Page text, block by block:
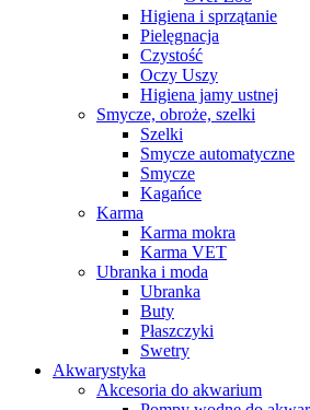
Higiena i sprzątanie
Pielęgnacja
Czystość
Oczy Uszy
Higiena jamy ustnej
Smycze, obroże, szelki
Szelki
Smycze automatyczne
Smycze
Kagańce
Karma
Karma mokra
Karma VET
Ubranka i moda
Ubranka
Buty
Płaszczyki
Swetry
Akwarystyka
Akcesoria do akwarium